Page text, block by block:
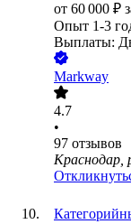
от 60 000 ₽
Опыт 1-3
Выплаты:
Markway
4.7
•
97 отзывов
Краснодар,